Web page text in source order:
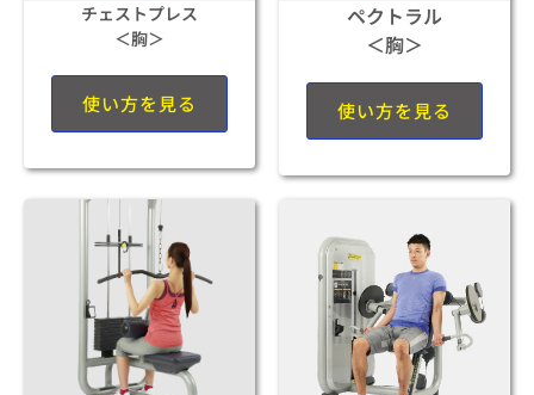
チェストプレス
＜胸＞
使い方を見る
ペクトラル
＜胸＞
使い方を見る